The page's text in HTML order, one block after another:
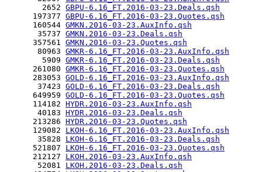
        2652
GBPU-6.16_FT.2016-03-23.Deals.qsh
      197377
GBPU-6.16_FT.2016-03-23.Quotes.qsh
      160544
GMKN.2016-03-23.AuxInfo.qsh
       35737
GMKN.2016-03-23.Deals.qsh
      357561
GMKN.2016-03-23.Quotes.qsh
       80963
GMKR-6.16_FT.2016-03-23.AuxInfo.qsh
        5909
GMKR-6.16_FT.2016-03-23.Deals.qsh
      261080
GMKR-6.16_FT.2016-03-23.Quotes.qsh
      283053
GOLD-6.16_FT.2016-03-23.AuxInfo.qsh
       37423
GOLD-6.16_FT.2016-03-23.Deals.qsh
      649959
GOLD-6.16_FT.2016-03-23.Quotes.qsh
      114182
HYDR.2016-03-23.AuxInfo.qsh
       40183
HYDR.2016-03-23.Deals.qsh
      213286
HYDR.2016-03-23.Quotes.qsh
      129082
LKOH-6.16_FT.2016-03-23.AuxInfo.qsh
       35828
LKOH-6.16_FT.2016-03-23.Deals.qsh
      521807
LKOH-6.16_FT.2016-03-23.Quotes.qsh
      212127
LKOH.2016-03-23.AuxInfo.qsh
       52081
LKOH.2016-03-23.Deals.qsh